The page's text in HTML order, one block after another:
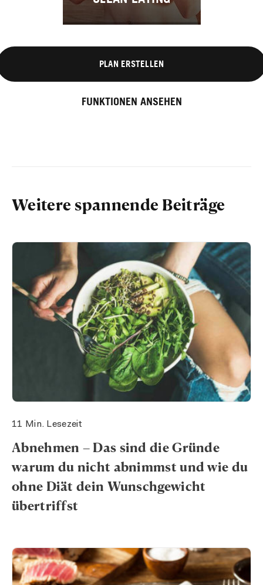
PLAN ERSTELLEN
FUNKTIONEN ANSEHEN
Weitere spannende Beiträge
Abnehmen – Das sind die Gründe
warum du nicht abnimmst und wie du
ohne Diät dein Wunschgewicht
übertriffst
11 Min. Lesezeit